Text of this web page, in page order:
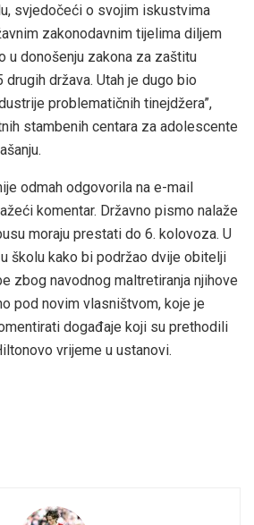
svjedočeći o svojim iskustvima
zakonodavnim tijelima diljem
u donošenju zakona za zaštitu
drugih država. Utah je dugo bio
problematičnih tinejdžera”,
stambenih centara za adolescente
odmah odgovorila na e-mail
komentar. Državno pismo nalaže
moraju prestati do 6. kolovoza. U
školu kako bi podržao dvije obitelji
zbog navodnog maltretiranja njihove
pod novim vlasništvom, koje je
događaje koji su prethodili
vrijeme u ustanovi.